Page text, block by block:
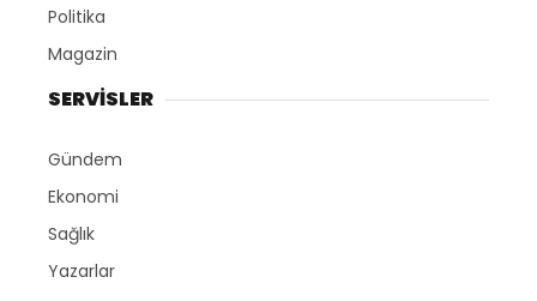
Politika
Magazin
SERVİSLER
Gündem
Ekonomi
Sağlık
Yazarlar